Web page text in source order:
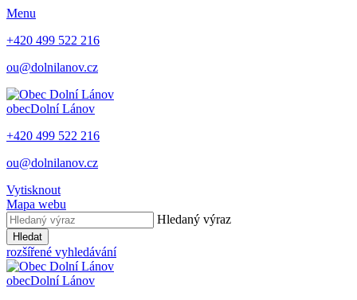
Menu
+420 499 522 216
ou@dolnilanov.cz
obecDolní Lánov
+420 499 522 216
ou@dolnilanov.cz
Vytisknout
Mapa webu
Hledaný výraz
Hledat
rozšířené vyhledávání
obecDolní Lánov